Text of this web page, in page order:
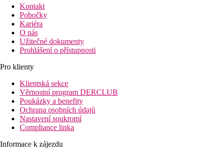
Kontakt
Pobočky
Kariéra
O nás
Užitečné dokumenty
Prohlášení o přístupnosti
Pro klienty
Klientská sekce
Věrnostní program DERCLUB
Poukázky a benefity
Ochrana osobních údajů
Nastavení soukromí
Compliance linka
Informace k zájezdu